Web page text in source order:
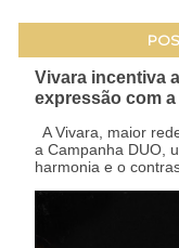
Vivara incentiva
expressão com a
A Vivara, maior
a Campanha DUO,
harmonia e o